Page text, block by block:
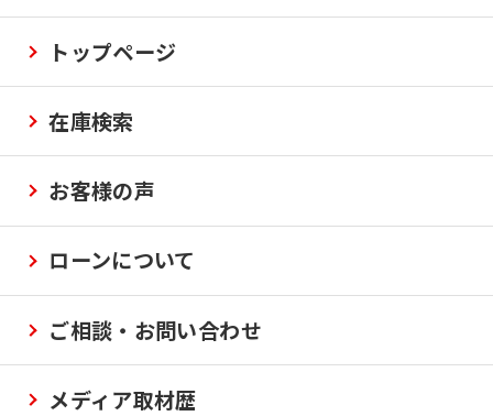
トップページ
在庫検索
お客様の声
ローンについて
ご相談・お問い合わせ
メディア取材歴